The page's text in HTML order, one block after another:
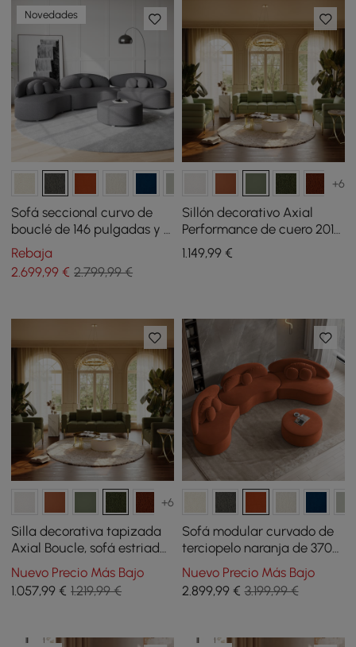
Novedades
Sofá seccional curvo de
bouclé de 146 pulgadas y 4
piezas con otomana y
almohadas
Rebaja
2.699,99 € 2.799,99 €
+6
Sillón decorativo Axial
Performance de cuero 201
cm, sofá estriado con
patas doradas y cojines
1.149,99€
+6
Silla decorativa tapizada
Axial Boucle, sofá estriado
de 200 cm con patas y
almohadas doradas
Nuevo Precio Más Bajo
1.057,99 € 1.219,99 €
Sofá modular curvado de
terciopelo naranja de 3700
mm en 4 piezas, con
otomana y cojines
Nuevo Precio Más Bajo
2.899,99€ 3.199,99 €